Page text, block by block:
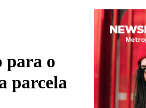
para o
parcela